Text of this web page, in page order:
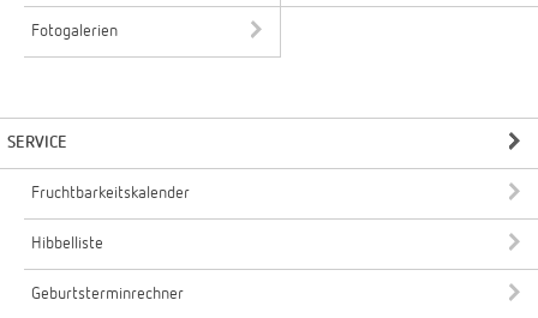
Fotogalerien
SERVICE
Fruchtbarkeitskalender
Hibbelliste
Geburtsterminrechner